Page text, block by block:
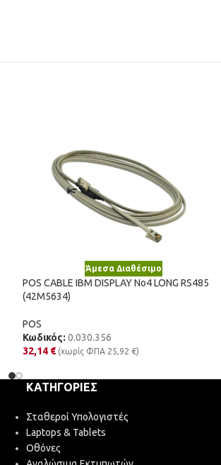
Άμεσα Διαθέσιμο
POS CABLE IBM DISPLAY No4 LONG RS485
(42M5634)
POS
Κωδικός: 0.030.356
32,14 € (χωρίς ΦΠΑ 25,92 €)
ΚΑΤΗΓΟΡΊΕΣ
Σταθεροί Υπολογιστές
Laptops & Tablets
Οθόνες